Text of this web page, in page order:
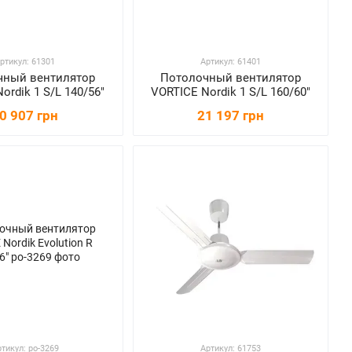
61301
вентилятор
1 S/L 140/56"
907 грн
Артикул: 61401
Потолочный вентилятор
VORTICE Nordik 1 S/L 160/60"
21 197 грн
po-3269 Артикул: 61753